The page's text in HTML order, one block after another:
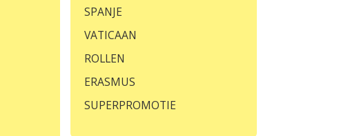
SPANJE
VATICAAN
ROLLEN
ERASMUS
SUPERPROMOTIE